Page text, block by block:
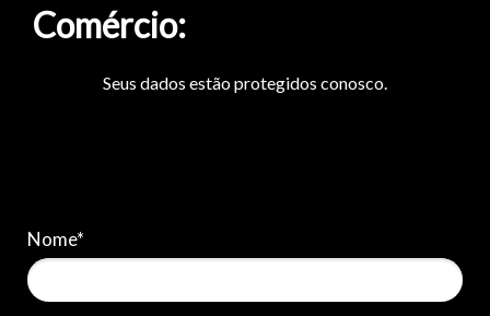
Comércio:
Seus dados estão protegidos conosco.
Nome*